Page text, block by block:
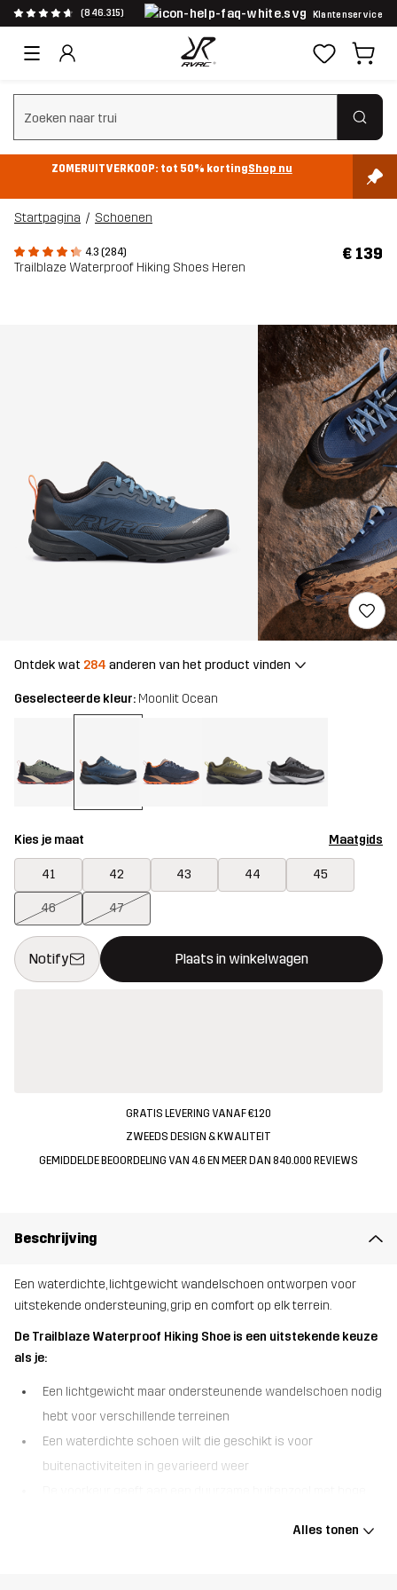
(846.315) Klantenservice
Zoeken wissen
ZOMERUITVERKOOP: tot 50% kortingShop nu
Startpagina Schoenen
4.3 (284)
Trailblaze Waterproof Hiking Shoes Heren
€ 139
Ontdek wat 284 anderen van het product vinden
Geselecteerde kleur: Moonlit Ocean
Kies je maat Maatgids
41 42 43 44 45
46 47
Notify Plaats in winkelwagen
Deze knop opent een modal met de bevestiging van een
{{size}} niet beschikbaar
GRATIS LEVERING VANAF €120
ZWEEDS DESIGN & KWALITEIT
GEMIDDELDE BEOORDELING VAN 4.6 EN MEER DAN 840.000 REVIEWS
Beschrijving
Een waterdichte, lichtgewicht wandelschoen ontworpen voor
uitstekende ondersteuning, grip en comfort op elk terrein.
De Trailblaze Waterproof Hiking Shoe is een uitstekende keuze
als je:
Een lichtgewicht maar ondersteunende wandelschoen nodig
hebt voor verschillende terreinen
Een waterdichte schoen wilt die geschikt is voor
buitenactiviteiten in gevarieerd weer
Alles tonen